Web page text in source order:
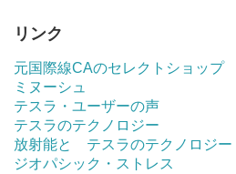
リンク
元国際線CAのセレクトショップ
ミヌーシュ
テスラ・ユーザーの声
テスラのテクノロジー
放射能と テスラのテクノロジー
ジオパシック・ストレス